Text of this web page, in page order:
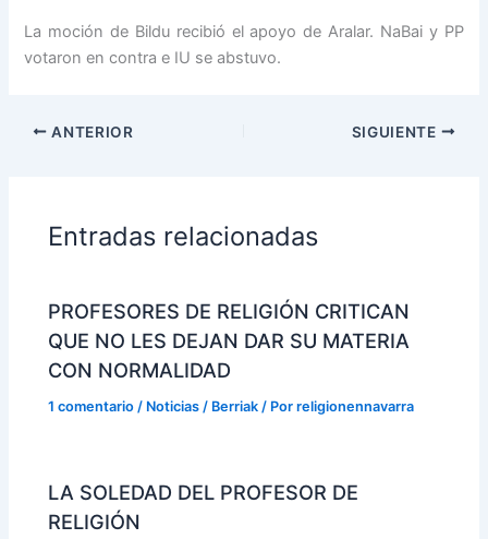
La moción de Bildu recibió el apoyo de Aralar. NaBai y PP
votaron en contra e IU se abstuvo.
ANTERIOR SIGUIENTE
Entradas relacionadas
PROFESORES DE RELIGIÓN CRITICAN
QUE NO LES DEJAN DAR SU MATERIA
CON NORMALIDAD
1 comentario / Noticias / Berriak / Porreligionennavarra
LA SOLEDAD DEL PROFESOR DE
RELIGIÓN